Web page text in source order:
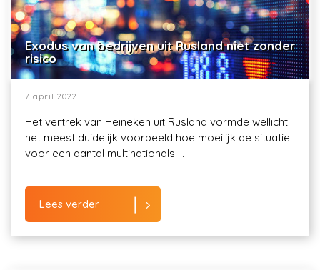
Exodus van bedrijven uit Rusland niet zonder
risico
7 april 2022
Het vertrek van Heineken uit Rusland vormde wellicht
het meest duidelijk voorbeeld hoe moeilijk de situatie
voor een aantal multinationals ...
Lees verder